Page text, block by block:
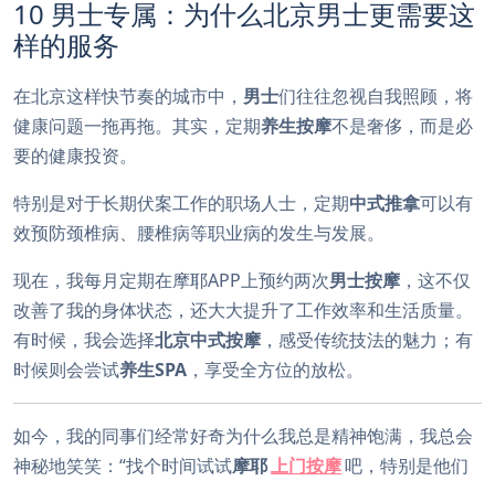
10 男士专属：为什么北京男士更需要这
样的服务
在北京这样快节奏的城市中， 男士们往往忽视自我照顾，将
健康问题一拖再拖。其实，定期养生按摩不是奢侈，而是必
要的健康投资。
特别是对于长期伏案工作的职场人士，定期中式推拿可以有
效预防颈椎病、腰椎病等职业病的发生与发展。
现在，我每月定期在摩耶APP上预约两次男士按摩 ，这不仅
改善了我的身体状态，还大大提升了工作效率和生活质量。
有时候，我会选择北京中式按摩 ，感受传统技法的魅力；有
时候则会尝试养生SPA ，享受全方位的放松。
如今，我的同事们经常好奇为什么我总是精神饱满，我总会
神秘地笑笑：“找个时间试试摩耶上门按摩吧，特别是他们